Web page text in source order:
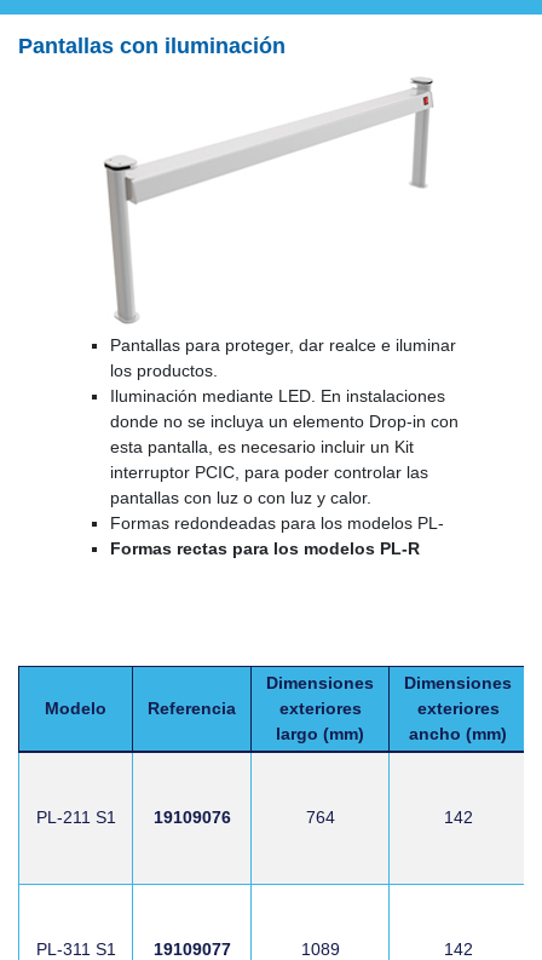
Pantallas con iluminación
Pantallas para proteger, dar realce e iluminar
los productos.
Iluminación mediante LED. En instalaciones
donde no se incluya un elemento Drop-in con
esta pantalla, es necesario incluir un Kit
interruptor PCIC, para poder controlar las
pantallas con luz o con luz y calor.
Formas redondeadas para los modelos PL-
Formas rectas para los modelos PL-R
Modelo Referencia
Dimensiones
exteriores
largo (mm)
Dimensiones
exteriores
ancho (mm)
PL-211 S1 19109076 764 142
PL-311 S1 19109077 1089 142